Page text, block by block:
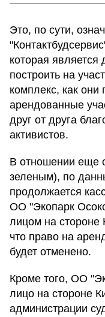
Это, по сути,
которая
построить на
комплекс, как
арендованные
друг от друга
активистов.
В отношении еще
зеленым), по
продолжается
ОО "Экопарк
лицом на стороне
что право на
будет отменено.
Кроме того, ОО
лицо на стороне
администрации